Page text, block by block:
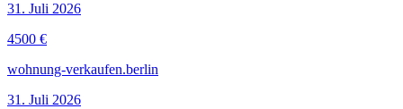
31. Juli 2026
4500 €
wohnung-verkaufen.berlin
31. Juli 2026